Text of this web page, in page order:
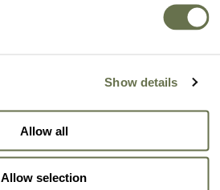
Show details
Allow all
Allow selection